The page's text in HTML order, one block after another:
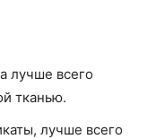
лучше всего
тканью.
лучше всего